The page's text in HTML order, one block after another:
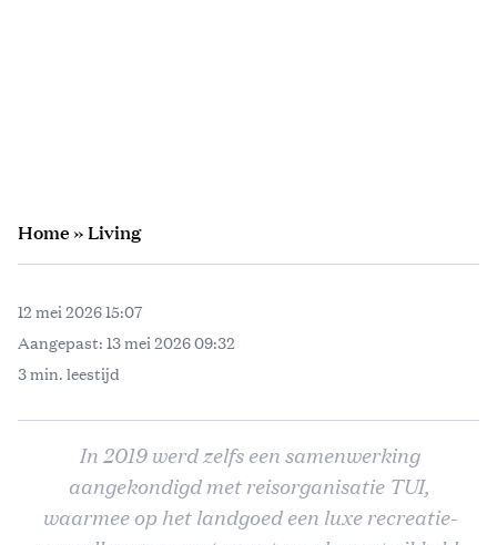
Home»Living
12 mei 2026 15:07
Aangepast: 13 mei 2026 09:32
3 min. leestijd
In 2019 werd zelfs een samenwerking
aangekondigd met reisorganisatie TUI,
waarmee op het landgoed een luxe recreatie-